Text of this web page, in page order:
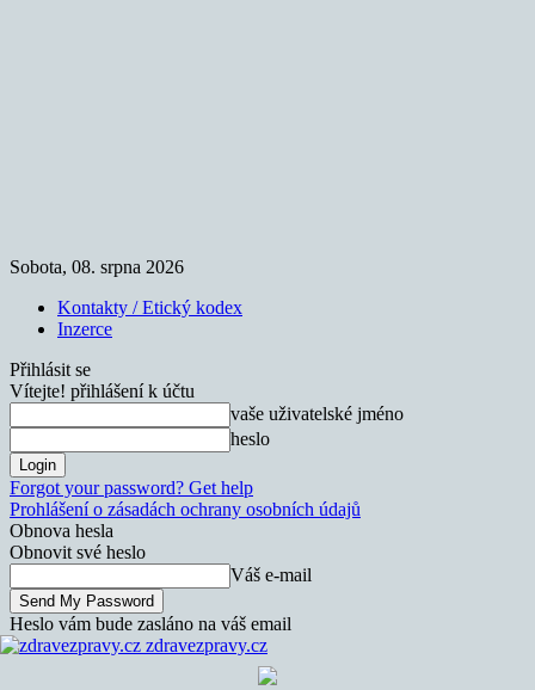
Sobota, 08. srpna 2026
Kontakty / Etický kodex
Inzerce
Přihlásit se
Vítejte! přihlášení k účtu
vaše uživatelské jméno
heslo
Forgot your password? Get help
Prohlášení o zásadách ochrany osobních údajů
Obnova hesla
Obnovit své heslo
Váš e-mail
Heslo vám bude zasláno na váš email
zdravezpravy.cz